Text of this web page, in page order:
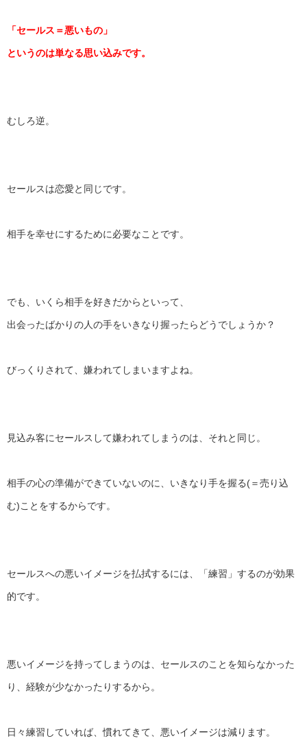
「セールス＝悪いもの」
というのは単なる思い込みです。
むしろ逆。
セールスは恋愛と同じです。
相手を幸せにするために必要なことです。
でも、いくら相手を好きだからといって、
出会ったばかりの人の手をいきなり握ったらどうでしょうか？
びっくりされて、嫌われてしまいますよね。
見込み客にセールスして嫌われてしまうのは、それと同じ。
相手の心の準備ができていないのに、いきなり手を握る(＝売り込
む)ことをするからです。
セールスへの悪いイメージを払拭するには、「練習」 するのが効果
的です。
悪いイメージを持ってしまうのは、 セールスのことを知らなかった
り、経験が少なかったりするから。
日々練習していれば、慣れてきて、悪いイメージは減ります。